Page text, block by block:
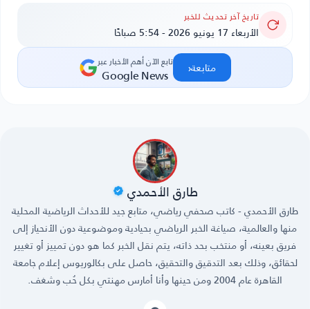
تاريخ آخر تحديث للخبر
الأربعاء 17 يونيو 2026 - 5:54 صباحًا
تابع الآن أهم الأخبار عبر
Google News متابعة‹
طارق الأحمدي
طارق الأحمدي - كاتب صحفي رياضي، متابع جيد للأحداث الرياضية المحلية
منها والعالمية، صياغة الخبر الرياضي بحيادية وموضوعية دون الأنحياز إلى
فريق بعينه، أو منتخب بحد ذاته، يتم نقل الخبر كما هو دون تمييز أو تغيير
لحقائق، وذلك بعد التدقيق والتحقيق، حاصل على بكالوريوس إعلام جامعة
القاهرة عام 2004 ومن حينها وأنا أمارس مهنتي بكل حُب وشغف.